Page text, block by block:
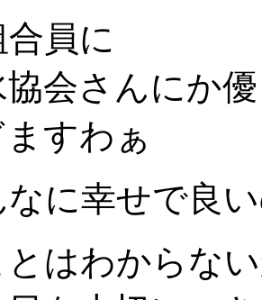
員に
会さんにか
すわぁ
に幸せで良
とはわからな